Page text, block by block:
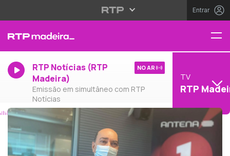
Entrar
RTP Notícias (RTP
Madeira)
Emissão em simultâneo com RTP
Notícias
NO AR
TV
RTP